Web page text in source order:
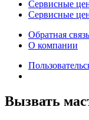
Сервисные
Сервисные
Обратная связь
О компании
Вызвать